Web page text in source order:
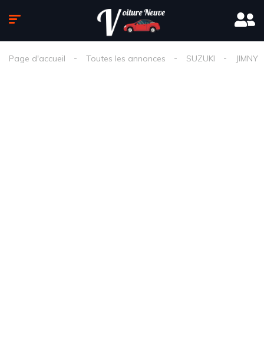
Page d'accueil Toutes les annonces SUZUKI JIMNY